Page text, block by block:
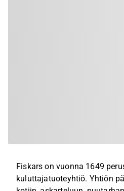
Fiskars on vuonna 1649
kuluttajatuoteyhtiö. Yhtiön